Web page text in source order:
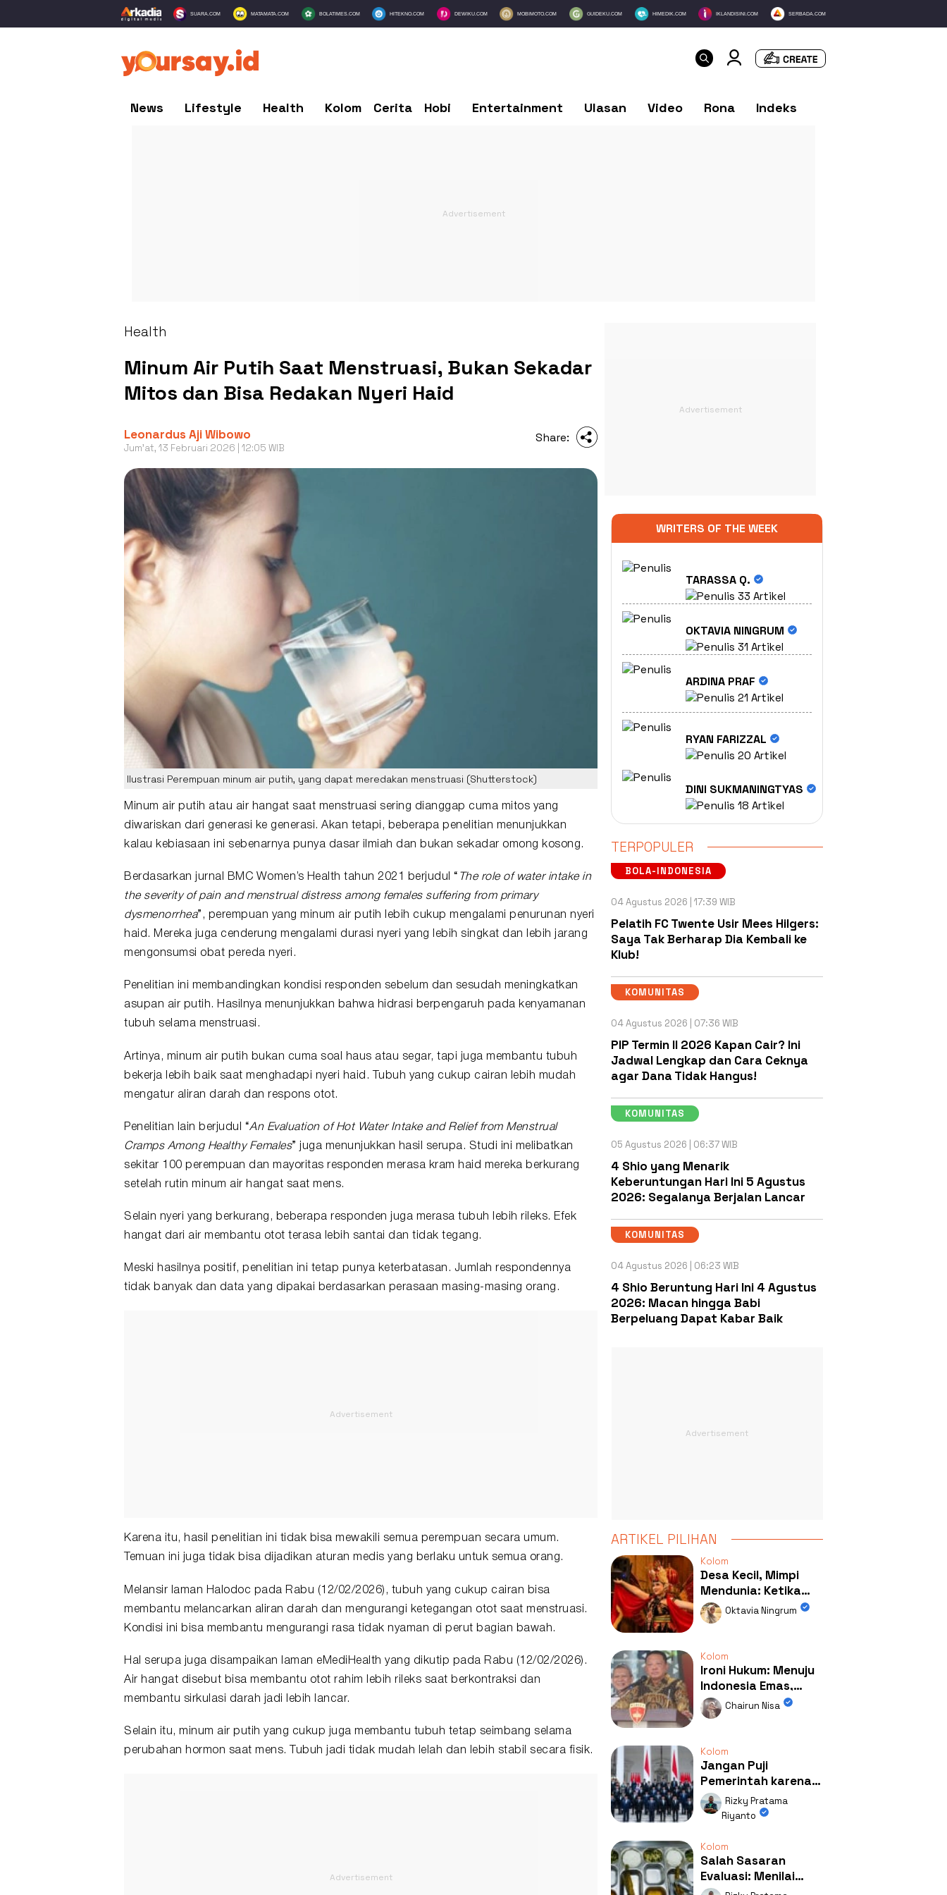
SUARA.COM MATAMATA.COM BOLATIMES.COM HITEKNO.COM DEWIKU.COM MOBIMOTO.COM GUIDEKU.COM HIMEDIK.COM IKLANDISINI.COM SERBADA.COM
News Lifestyle Health Kolom Cerita Hobi Entertainment Ulasan Video Rona Indeks
Health
Minum Air Putih Saat Menstruasi, Bukan Sekadar
Mitos dan Bisa Redakan Nyeri Haid
Leonardus Aji Wibowo
Jum'at, 13 Februari 2026 | 12:05 WIB
Share:
Ilustrasi Perempuan minum air putih, yang dapat meredakan menstruasi (Shutterstock)
Minum air putih atau air hangat saat menstruasi sering dianggap cuma mitos yang
diwariskan dari generasi ke generasi. Akan tetapi, beberapa penelitian menunjukkan
kalau kebiasaan ini sebenarnya punya dasar ilmiah dan bukan sekadar omong kosong.
Berdasarkan jurnal BMC Women’s Health tahun 2021 berjudul “ The role of water intake in
the severity of pain and menstrual distress among females suffering from primary
dysmenorrhea”, perempuan yang minum air putih lebih cukup mengalami penurunan nyeri
haid . Mereka juga cenderung mengalami durasi nyeri yang lebih singkat dan lebih jarang
mengonsumsi obat pereda nyeri.
Penelitian ini membandingkan kondisi responden sebelum dan sesudah meningkatkan
asupan air putih. Hasilnya menunjukkan bahwa hidrasi berpengaruh pada kenyamanan
tubuh selama menstruasi.
Artinya, minum air putih bukan cuma soal haus atau segar, tapi juga membantu tubuh
bekerja lebih baik saat menghadapi nyeri haid. Tubuh yang cukup cairan lebih mudah
mengatur aliran darah dan respons otot.
Penelitian lain berjudul “An Evaluation of Hot Water Intake and Relief from Menstrual
Cramps Among Healthy Females” juga menunjukkan hasil serupa. Studi ini melibatkan
sekitar 100 perempuan dan mayoritas responden merasa kram haid mereka berkurang
setelah rutin minum air hangat saat mens.
Selain nyeri yang berkurang, beberapa responden juga merasa tubuh lebih rileks. Efek
hangat dari air membantu otot terasa lebih santai dan tidak tegang.
Meski hasilnya positif, penelitian ini tetap punya keterbatasan. Jumlah respondennya
tidak banyak dan data yang dipakai berdasarkan perasaan masing-masing orang.
Karena itu, hasil penelitian ini tidak bisa mewakili semua perempuan secara umum.
Temuan ini juga tidak bisa dijadikan aturan medis yang berlaku untuk semua orang.
Melansir laman Halodoc pada Rabu (12/02/2026), tubuh yang cukup cairan bisa
membantu melancarkan aliran darah dan mengurangi ketegangan otot saat menstruasi.
Kondisi ini bisa membantu mengurangi rasa tidak nyaman di perut bagian bawah.
Hal serupa juga disampaikan laman eMediHealth yang dikutip pada Rabu (12/02/2026).
Air hangat disebut bisa membantu otot rahim lebih rileks saat berkontraksi dan
membantu sirkulasi darah jadi lebih lancar.
Selain itu, minum air putih yang cukup juga membantu tubuh tetap seimbang selama
perubahan hormon saat mens. Tubuh jadi tidak mudah lelah dan lebih stabil secara fisik.
WRITERS OF THE WEEK
TARASSA Q.
33 Artikel
OKTAVIA NINGRUM
31 Artikel
ARDINA PRAF
21 Artikel
RYAN FARIZZAL
20 Artikel
DINI SUKMANINGTYAS
18 Artikel
TERPOPULER
BOLA-INDONESIA
04 Agustus 2026 | 17:39 WIB
Pelatih FC Twente Usir Mees Hilgers:
Saya Tak Berharap Dia Kembali ke
Klub!
KOMUNITAS
04 Agustus 2026 | 07:36 WIB
PIP Termin II 2026 Kapan Cair? Ini
Jadwal Lengkap dan Cara Ceknya
agar Dana Tidak Hangus!
KOMUNITAS
05 Agustus 2026 | 06:37 WIB
4 Shio yang Menarik
Keberuntungan Hari Ini 5 Agustus
2026: Segalanya Berjalan Lancar
KOMUNITAS
04 Agustus 2026 | 06:23 WIB
4 Shio Beruntung Hari Ini 4 Agustus
2026: Macan hingga Babi
Berpeluang Dapat Kabar Baik
ARTIKEL PILIHAN
Kolom
Desa Kecil, Mimpi
Mendunia: Ketika
Kolaborasi
Mengubah Wajah
Oktavia Ningrum
Kolom
Ironi Hukum: Menuju
Indonesia Emas,
Ternyata Emasnya
Ada di Rumah Febrie!
Chairun Nisa
Kolom
Jangan Puji
Pemerintah karena
Kerja: Mengapa
Publik Begitu Mudah
Rizky Pratama
Riyanto
Kolom
Salah Sasaran
Evaluasi: Menilai
Program MBG Lewat